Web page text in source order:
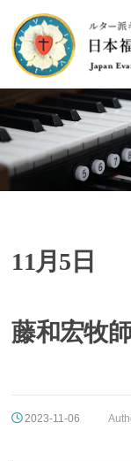
content
11月5日
藤和宏牧
2023-11-06